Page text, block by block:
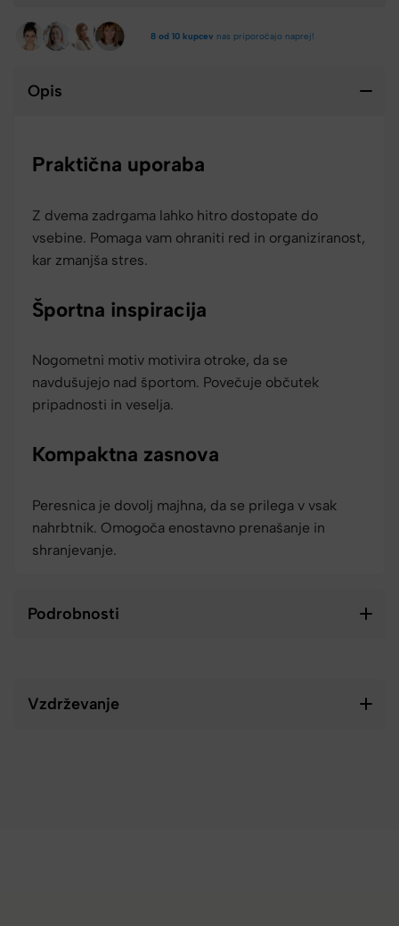
8 od 10 kupcev nas priporočajo naprej!
Opis
Praktična uporaba
Z dvema zadrgama lahko hitro dostopate do
vsebine. Pomaga vam ohraniti red in organiziranost,
kar zmanjša stres.
Športna inspiracija
Nogometni motiv motivira otroke, da se
navdušujejo nad športom. Povečuje občutek
pripadnosti in veselja.
Kompaktna zasnova
Peresnica je dovolj majhna, da se prilega v vsak
nahrbtnik. Omogoča enostavno prenašanje in
shranjevanje.
Podrobnosti
Vzdrževanje